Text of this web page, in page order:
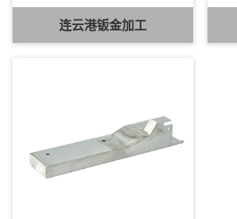
连云港钣金加工